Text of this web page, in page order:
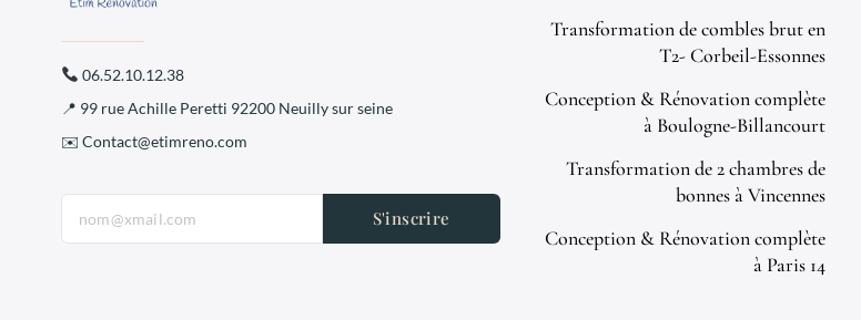
06.52.10.12.38
📍 99 rue Achille Peretti 92200 Neuilly sur seine
✉️ Contact@etimreno.com
S'inscrire
Transformation de combles brut en
T2- Corbeil-Essonnes
Conception & Rénovation complète
à Boulogne-Billancourt
Transformation de 2 chambres de
bonnes à Vincennes
Conception & Rénovation complète
à Paris 14